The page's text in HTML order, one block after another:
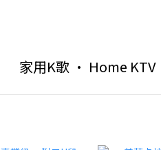
家用K歌 • Home KTV